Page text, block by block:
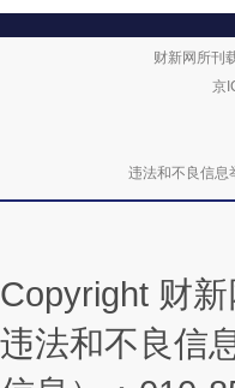
财新网所刊
京
违法和不良信
Copyright 财
违法和不良信